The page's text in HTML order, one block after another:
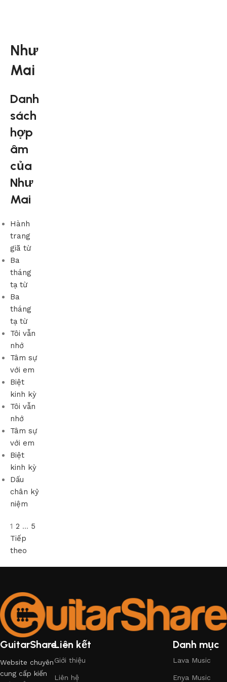
Như
Mai
Danh
sách
hợp
âm
của
Như
Mai
Hành
trang
giã từ
Ba
tháng
tạ từ
Ba
tháng
tạ từ
Tôi vẫn
nhớ
Tâm sự
với em
Biệt
kinh kỳ
Tôi vẫn
nhớ
Tâm sự
với em
Biệt
kinh kỳ
Dấu
chân kỷ
niệm
1 2 … 5
Tiếp
theo
GuitarShare
Website chuyên
cung cấp kiến
Liên kết
Giới thiệu
Liên hệ
Danh mục
Lava Music
Enya Music